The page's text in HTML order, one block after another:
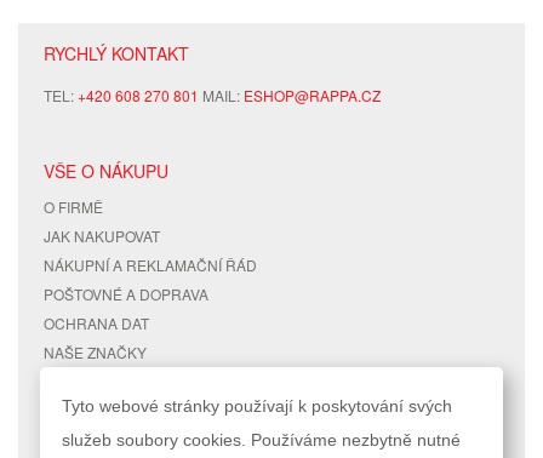
RYCHLÝ KONTAKT
TEL:+420 608 270 801 MAIL: ESHOP@RAPPA.CZ
VŠE O NÁKUPU
O FIRMĚ
JAK NAKUPOVAT
NÁKUPNÍ A REKLAMAČNÍ ŘÁD
POŠTOVNÉ A DOPRAVA
OCHRANA DAT
NAŠE ZNAČKY
RYCHLÉ ODKAZY ÚČET
Tyto webové stránky používají k poskytování svých
služeb soubory cookies. Používáme nezbytně nutné